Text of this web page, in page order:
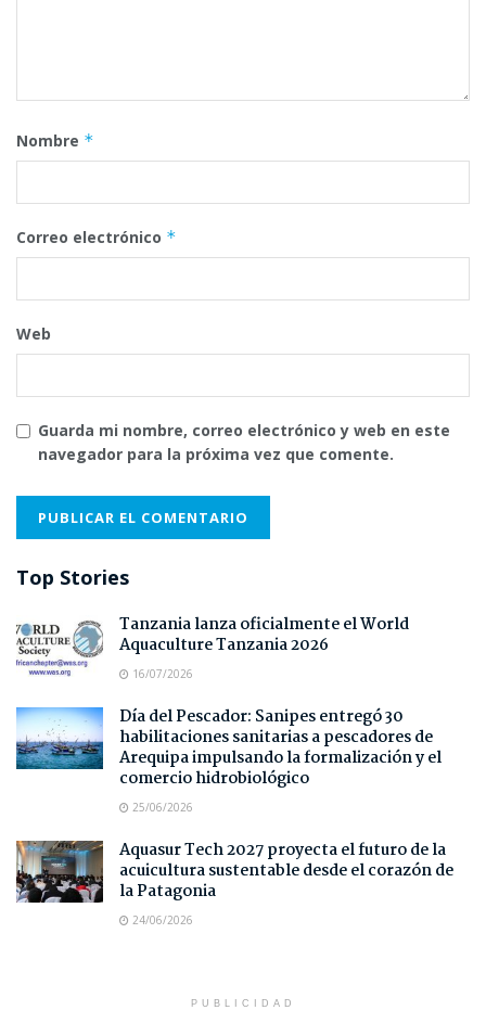
Nombre *
Correo electrónico *
Web
Guarda mi nombre, correo electrónico y web en este
navegador para la próxima vez que comente.
Top Stories
Tanzania lanza oficialmente el World
Aquaculture Tanzania 2026
16/07/2026
Día del Pescador: Sanipes entregó 30
habilitaciones sanitarias a pescadores de
Arequipa impulsando la formalización y el
comercio hidrobiológico
25/06/2026
Aquasur Tech 2027 proyecta el futuro de la
acuicultura sustentable desde el corazón de
la Patagonia
24/06/2026
PUBLICIDAD